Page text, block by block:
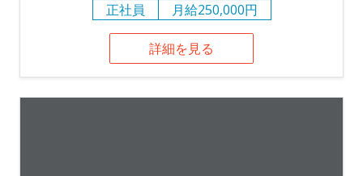
正社員
月給250,000円
詳細を見る